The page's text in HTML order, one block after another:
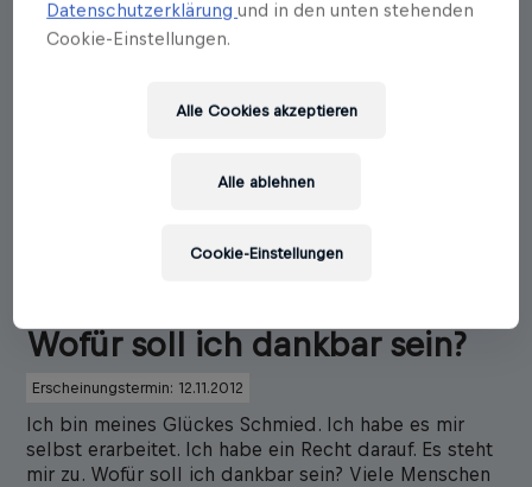
Wofür soll ich dankbar sein?
Erscheinungstermin: 12.11.2012
Ich bin meines Glückes Schmied. Ich habe es mir
selbst erarbeitet. Ich habe ein Recht darauf. Es steht
mir zu. Wofür soll ich dankbar sein? Viele Menschen
Datenschutzerklärungund in den unten stehenden
Cookie-Einstellungen.
Alle ablehnen
Alle Cookies akzeptieren
Cookie-Einstellungen